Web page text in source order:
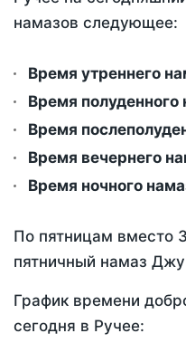
намазов следующее:
Время утреннего
Время полуденного
Время
Время вечернего
Время ночного
По пятницам вместо
пятничный намаз
График времени
сегодня в Ручее: